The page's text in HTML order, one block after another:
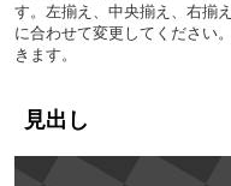
す。左揃え、中央揃え、右揃
に合わせて変更してください
きます。
見出し